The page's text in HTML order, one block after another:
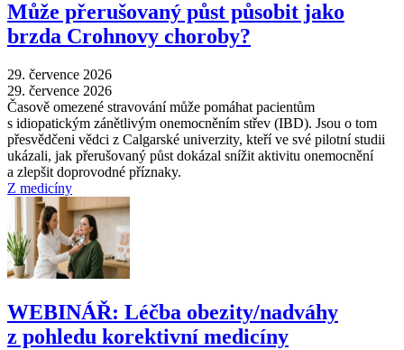
Může přerušovaný půst působit jako
brzda Crohnovy choroby?
29. července 2026
29. července 2026
Časově omezené stravování může pomáhat pacientům
s idiopatickým zánětlivým onemocněním střev (IBD). Jsou o tom
přesvědčeni vědci z Calgarské univerzity, kteří ve své pilotní studii
ukázali, jak přerušovaný půst dokázal snížit aktivitu onemocnění
a zlepšit doprovodné příznaky.
Z medicíny
WEBINÁŘ: Léčba obezity/nadváhy
z pohledu korektivní medicíny